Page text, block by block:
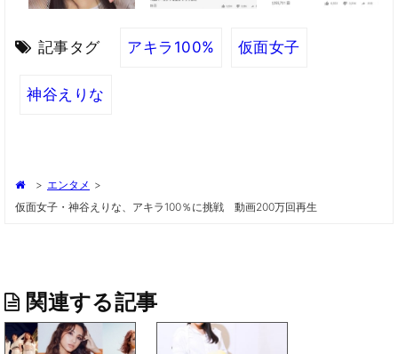
記事タグ アキラ100% 仮面女子
神谷えりな
> エンタメ >
仮面女子・神谷えりな、アキラ100％に挑戦 動画200万回再生
関連する記事